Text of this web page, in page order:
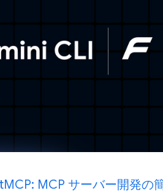
MCP サーバー開発の